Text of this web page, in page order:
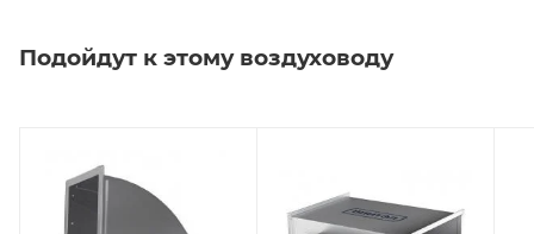
Подойдут к этому воздуховоду